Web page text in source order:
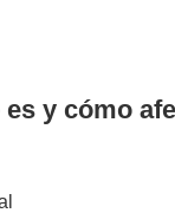
y cómo